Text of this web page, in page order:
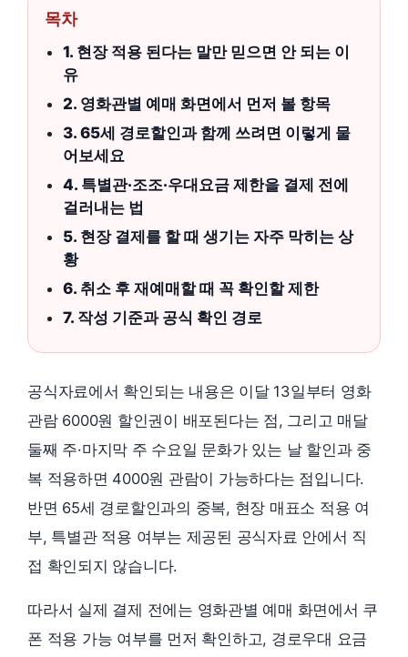
목차
1. 현장 적용 된다는 말만 믿으면 안 되는 이
유
2. 영화관별 예매 화면에서 먼저 볼 항목
3. 65세 경로할인과 함께 쓰려면 이렇게 물
어보세요
4. 특별관·조조·우대요금 제한을 결제 전에
걸러내는 법
5. 현장 결제를 할 때 생기는 자주 막히는 상
황
6. 취소 후 재예매할 때 꼭 확인할 제한
7. 작성 기준과 공식 확인 경로
공식자료에서 확인되는 내용은 이달 13일부터 영화
관람 6000원 할인권이 배포된다는 점, 그리고 매달
둘째 주·마지막 주 수요일 문화가 있는 날 할인과 중
복 적용하면 4000원 관람이 가능하다는 점입니다.
반면 65세 경로할인과의 중복, 현장 매표소 적용 여
부, 특별관 적용 여부는 제공된 공식자료 안에서 직
접 확인되지 않습니다.
따라서 실제 결제 전에는 영화관별 예매 화면에서 쿠
폰 적용 가능 여부를 먼저 확인하고, 경로우대 요금